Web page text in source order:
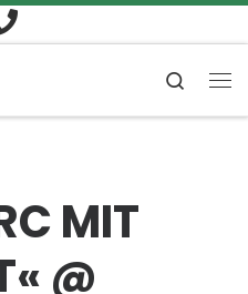
Search
MIT
@